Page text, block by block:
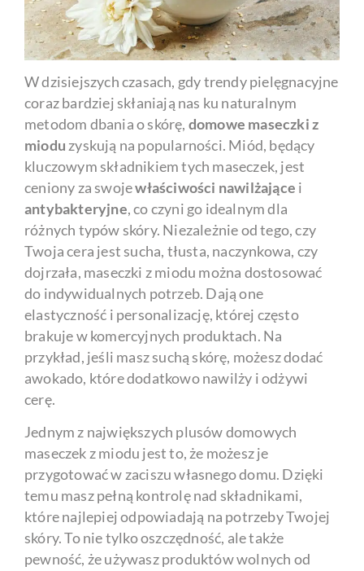
W dzisiejszych czasach, gdy trendy pielęgnacyjne
coraz bardziej skłaniają nas ku naturalnym
metodom dbania o skórę, domowe maseczki z
miodu zyskują na popularności. Miód, będący
kluczowym składnikiem tych maseczek, jest
ceniony za swojewłaściwości nawilżające i
antybakteryjne, co czyni go idealnym dla
różnych typów skóry. Niezależnie od tego, czy
Twoja cera jest sucha, tłusta, naczynkowa, czy
dojrzała, maseczki z miodu można dostosować
do indywidualnych potrzeb. Dają one
elastyczność i personalizację, której często
brakuje w komercyjnych produktach. Na
przykład, jeśli masz suchą skórę, możesz dodać
awokado, które dodatkowo nawilży i odżywi
cerę.
Jednym z największych plusów domowych
maseczek z miodu jest to, że możesz je
przygotować w zaciszu własnego domu. Dzięki
temu masz pełną kontrolę nad składnikami,
które najlepiej odpowiadają na potrzeby Twojej
skóry. To nie tylko oszczędność, ale także
pewność, że używasz produktów wolnych od